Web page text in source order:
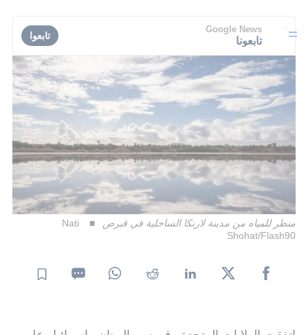
Google News
تابعونا تابعوا
منظر للمياه من مدينة لارنكا الساحلية في قبرص
Nati
Shohat/Flash90